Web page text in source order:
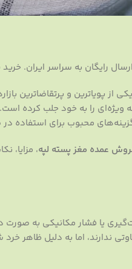
رایگان به سراسر ایران.
از پویاترین و پرتقاضاترین
را به خود جلب کرده
محبوب برای استفاده
عمده مغز پسته لپه، مزایا،
یا فشار مکانیکی به صورت
ندارند، اما به دلیل ظاهر